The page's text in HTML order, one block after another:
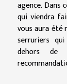
agence. Dans
qui viendra
vous aura été
serruriers
dehors de